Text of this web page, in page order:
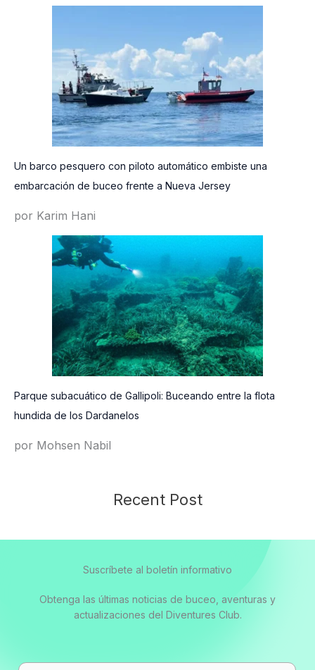
Un barco pesquero con piloto automático embiste una
embarcación de buceo frente a Nueva Jersey
por Karim Hani
Parque subacuático de Gallipoli: Buceando entre la flota
hundida de los Dardanelos
por Mohsen Nabil
Recent Post
Suscríbete al boletín informativo
Obtenga las últimas noticias de buceo, aventuras y
actualizaciones del Diventures Club.